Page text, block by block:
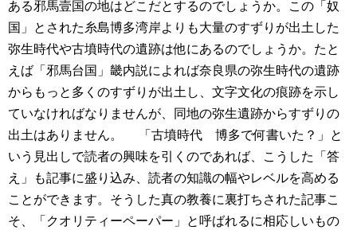
ある邪馬壹国の地はどこだとするのでしょうか。この「奴
国」とされた糸島博多湾岸よりも大量のすずりが出土した
弥生時代や古墳時代の遺跡は他にあるのでしょうか。たと
えば「邪馬台国」畿内説によれば奈良県の弥生時代の遺跡
からもっと多くのすずりが出土し、文字文化の痕跡を示し
ていなければなりませんが、同地の弥生遺跡からすずりの
出土はありません。
「古墳時代 博多で何書いた？」と
いう見出しで読者の興味を引くのであれば、こうした「答
え」も記事に盛り込み、読者の知識の幅やレベルを高める
ことができます。そうした真の教養に裏打ちされた記事こ
そ、「クオリティーペーパー」と呼ばれるに相応しいもの